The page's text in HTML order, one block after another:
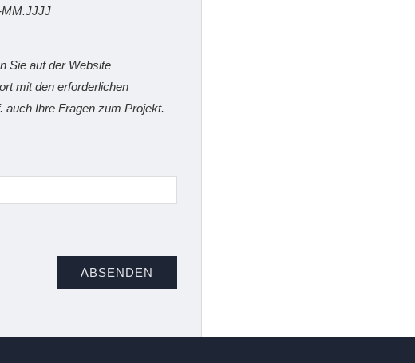
MM.JJJJ
Sie auf der Website
mit den erforderlichen
auch Ihre Fragen zum Projekt.